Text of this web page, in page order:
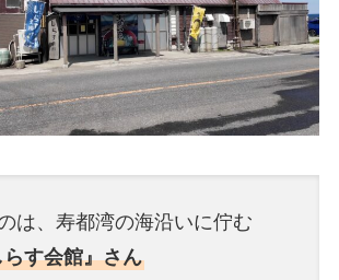
は、寿都湾の海沿いに佇む
す会館』さん